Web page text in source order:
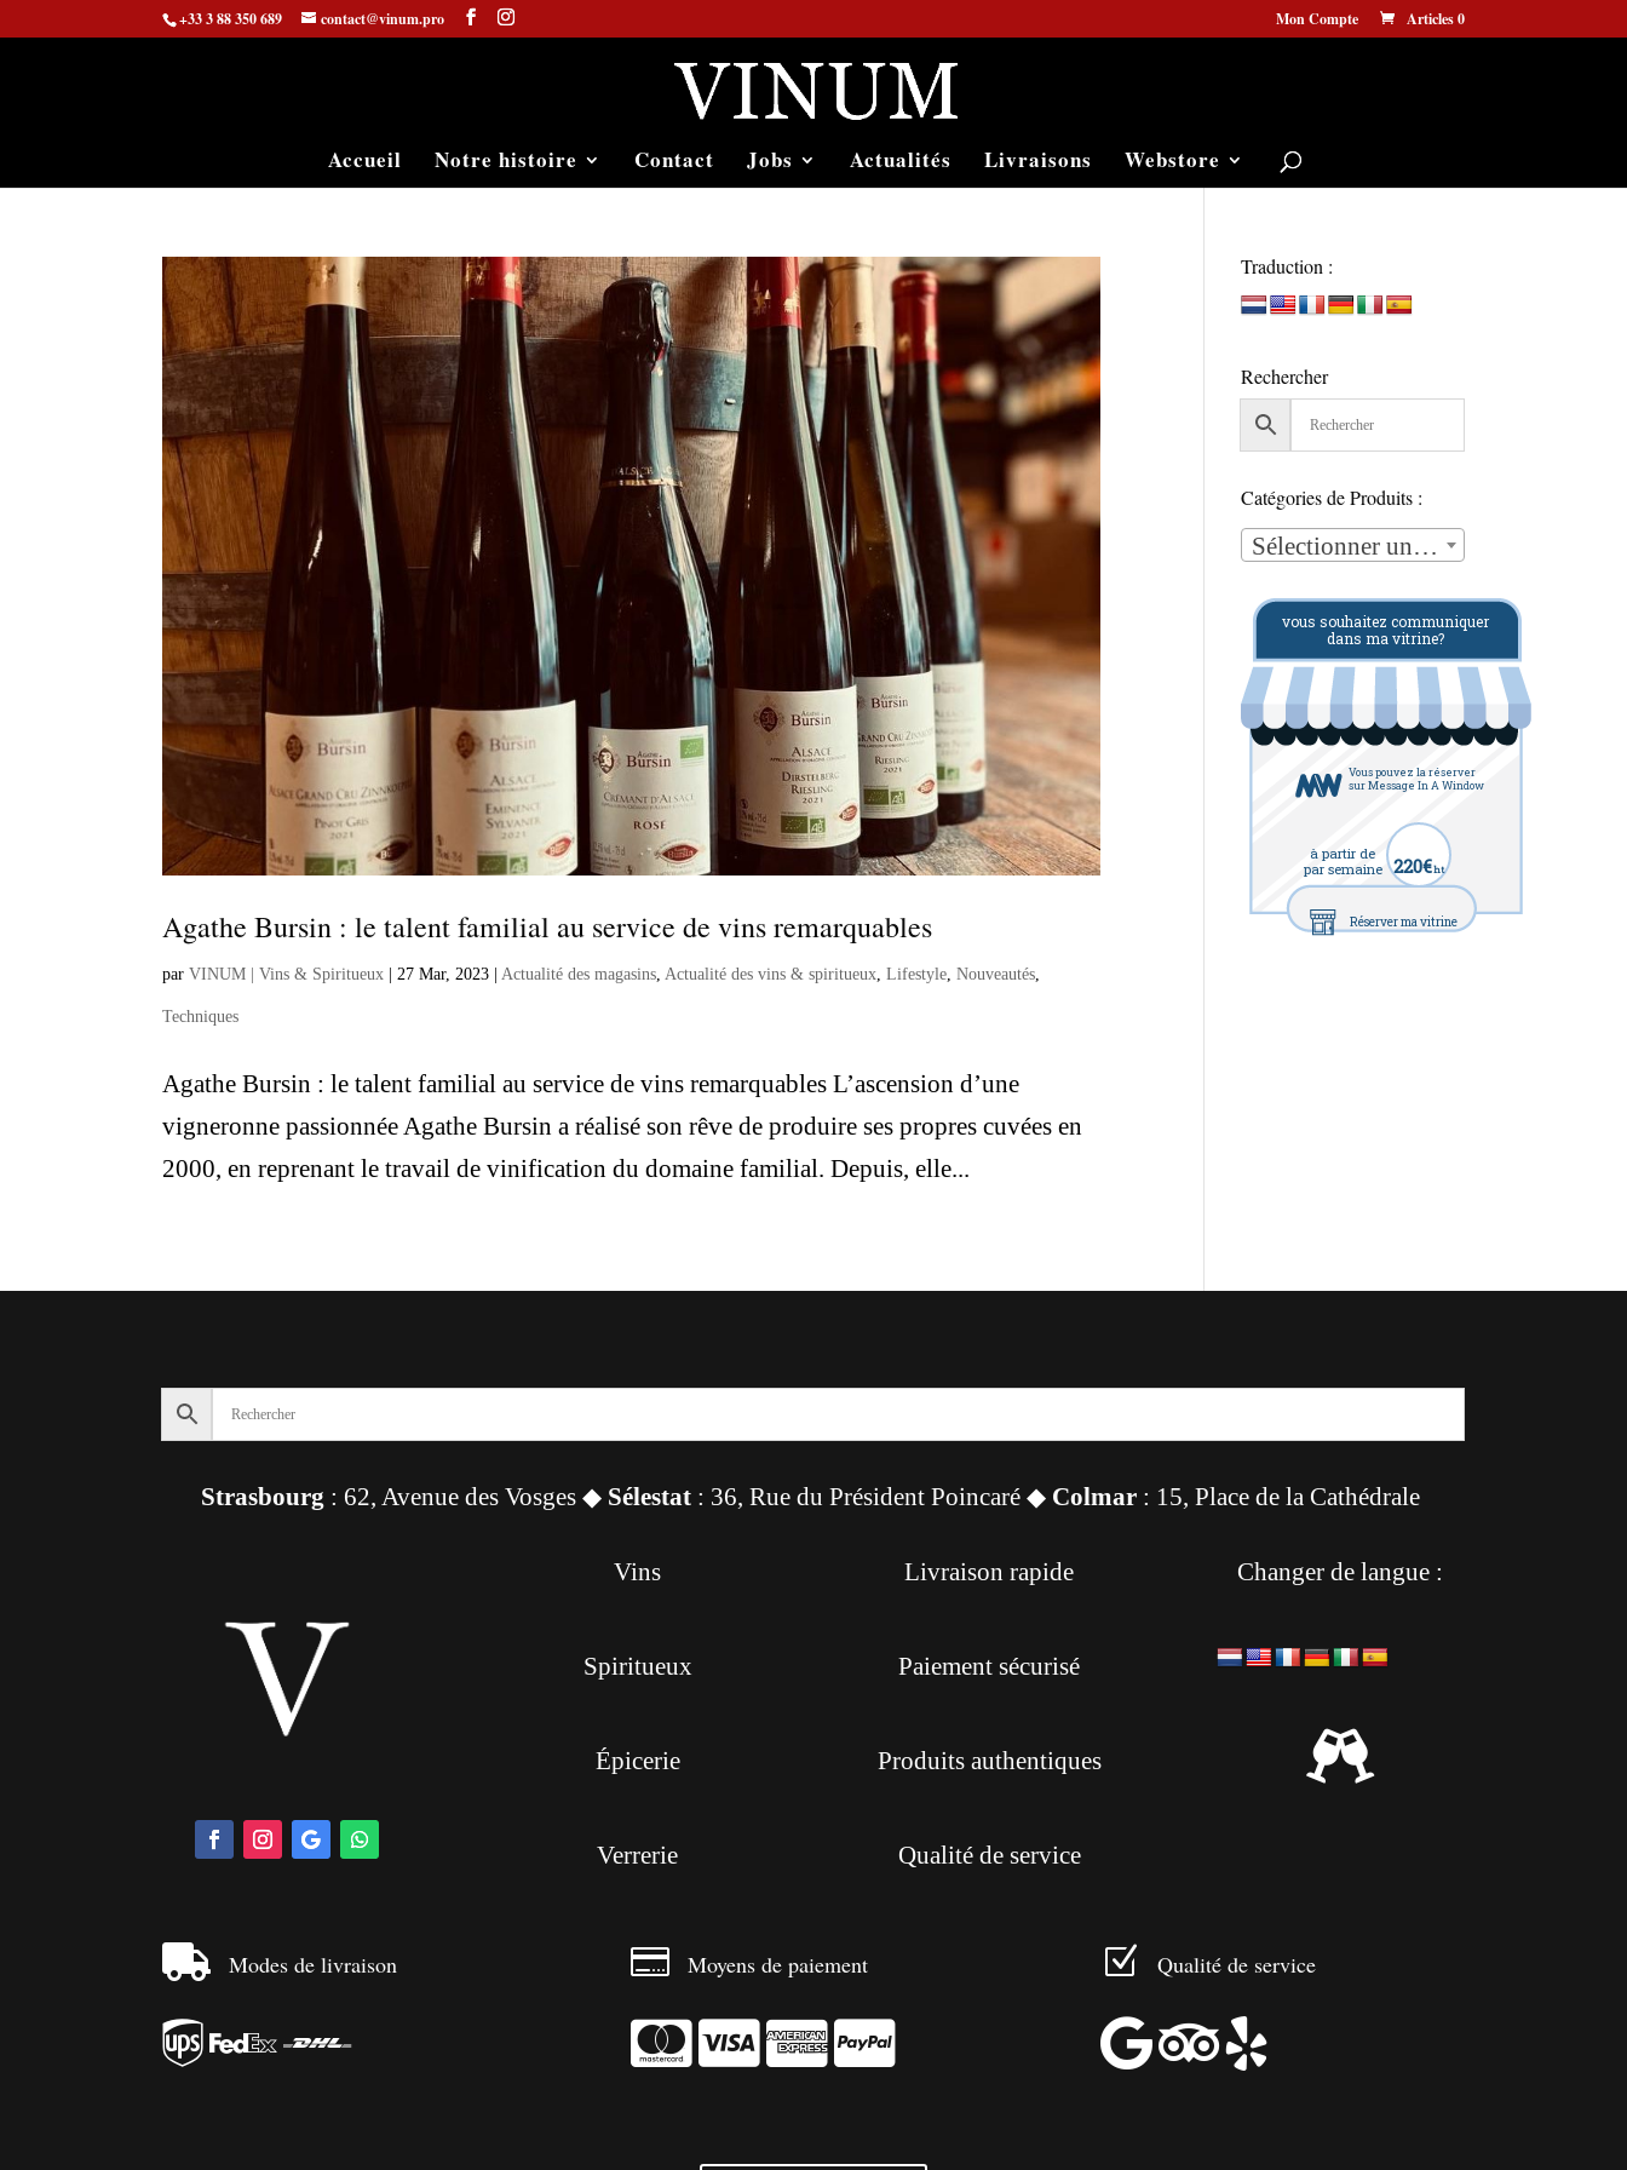
+33 3 88 350 689 contact@vinum.pro Mon Compte Articles 0
Accueil Notre histoire Contact Jobs Actualités Livraisons Webstore
Agathe Bursin : le talent familial au service de vins remarquables
parVINUM | Vins & Spiritueux 27 Mar, 2023 Actualité des magasins Actualité des vins & spiritueux ,Lifestyle ,Nouveautés
Techniques
Agathe Bursin : le talent familial au service de vins remarquables L’ascension d’une
vigneronne passionnée Agathe Bursin a réalisé son rêve de produire ses propres cuvées en
2000, en reprenant le travail de vinification du domaine familial. Depuis, elle...
Traduction :
Rechercher
Catégories de Produits :
Sélectionner une catégorie
vous souhaitez communiquer
dans ma vitrine?
Vous pouvez la réserver
sur Message In A Window
à partir de
par semaine 220€ht
Réserver ma vitrine
Strasbourg : 62, Avenue des Vosges ◆ Sélestat : 36, Rue du Président Poincaré ◆ Colmar : 15, Place de la Cathédrale
Vins
Spiritueux
Épicerie
Verrerie
Livraison rapide
Paiement sécurisé
Produits authentiques
Qualité de service
Changer de langue :

 Modes de livraison

 Moyens de paiement
  
Z Qualité de service
